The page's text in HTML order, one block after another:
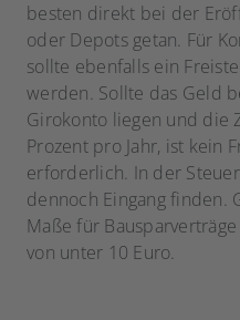
besten direkt bei der
oder Depots getan. Für
sollte ebenfalls ein
werden. Sollte das Geld
Girokonto liegen und die
Prozent pro Jahr, ist kein
erforderlich. In der
dennoch Eingang finden.
Maße für
von unter 10 Euro.